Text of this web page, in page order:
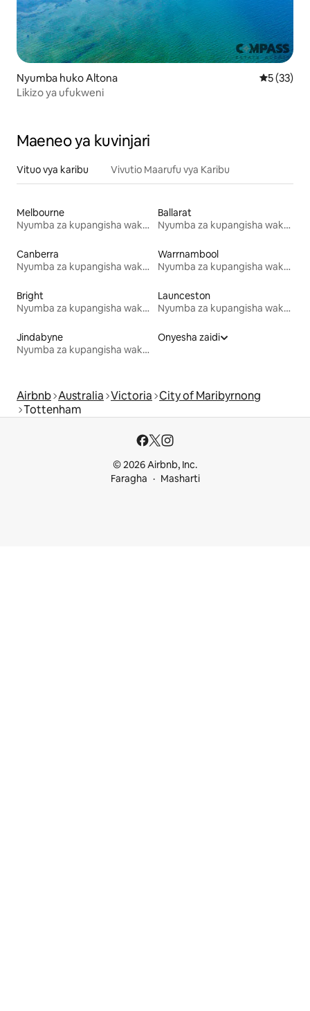
Nyumba huko Altona Ukadiriaji
5 (33)
Likizo ya ufukweni
Maeneo ya kuvinjari
Vituo vya karibu Vivutio Maarufu vya Karibu
Melbourne
Nyumba za kupangisha wakati wa likizo
Ballarat
Nyumba za kupangisha wakati wa likizo
Canberra
Nyumba za kupangisha wakati wa likizo
Warrnambool
Nyumba za kupangisha wakati wa likizo
Bright
Nyumba za kupangisha wakati wa likizo
Launceston
Nyumba za kupangisha wakati wa likizo
Jindabyne
Nyumba za kupangisha wakati wa likizo
Onyesha zaidi
Airbnb Australia Victoria City of Maribyrnong
Tottenham
© 2026 Airbnb, Inc.
Faragha
Masharti